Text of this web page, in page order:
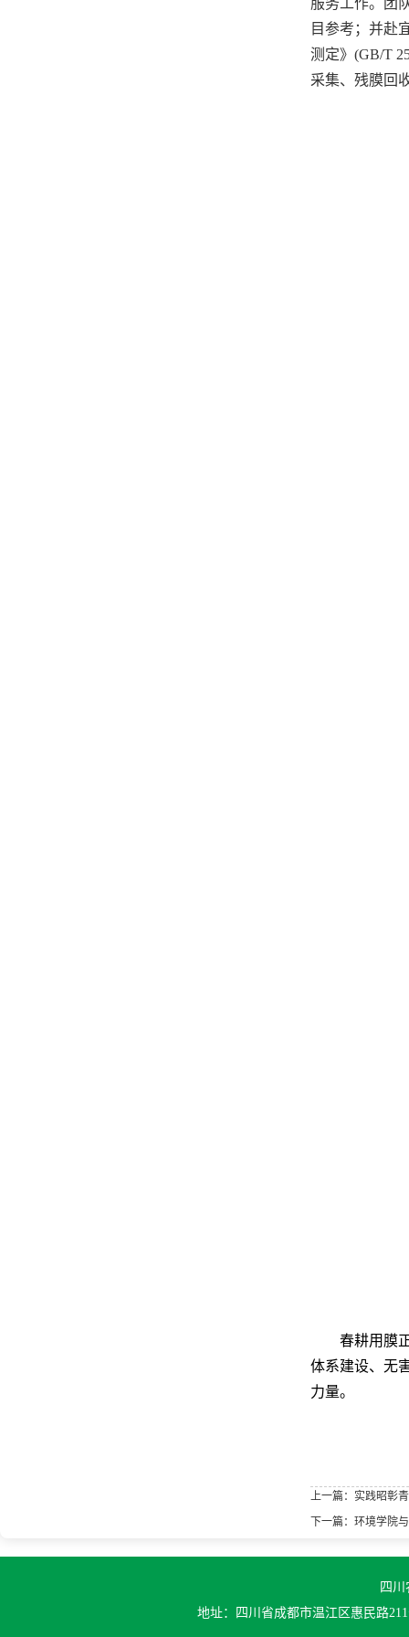
目参考；并赴
测定》(GB/T
采集、残膜回
春耕用膜
体系建设、无
力量。
上一篇：实践昭彰
下一篇：环境学院
四川
地址：四川省成都市温江区惠民路